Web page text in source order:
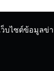
บไซต์ข้อมูลข่